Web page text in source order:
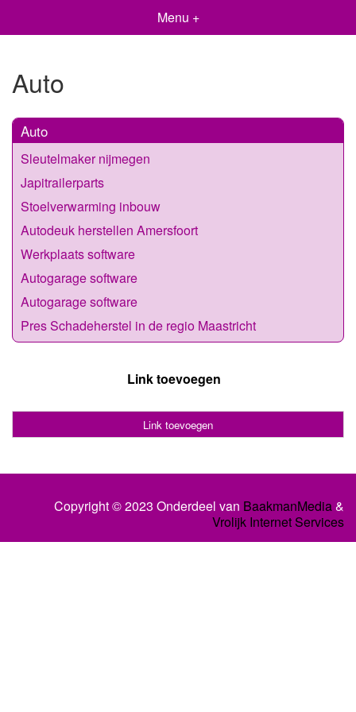
Menu +
Auto
Auto
Sleutelmaker nijmegen
Japitrailerparts
Stoelverwarming inbouw
Autodeuk herstellen Amersfoort
Werkplaats software
Autogarage software
Autogarage software
Pres Schadeherstel in de regio Maastricht
Link toevoegen
Link toevoegen
Copyright © 2023 Onderdeel van BaakmanMedia&
Vrolijk Internet Services